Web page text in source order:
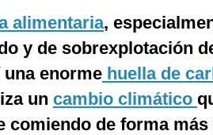
alimentaria,
y de sobrexplotación
enorme huella de
un cambio climático
comiendo de forma